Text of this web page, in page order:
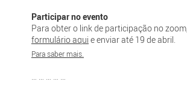
Participar no evento
Para obter o link de participação no zoom,
formulário aqui e enviar até 19 de abril.
Para saber mais.
… … … … …